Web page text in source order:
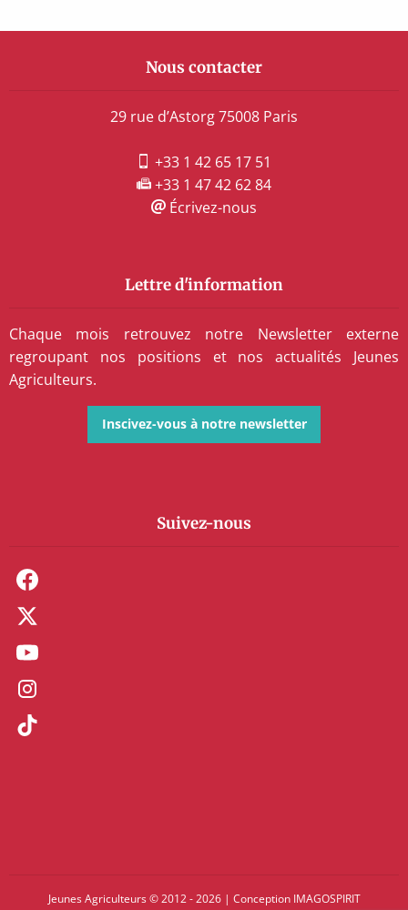
Nous contacter
29 rue d’Astorg 75008 Paris
+33 1 42 65 17 51
+33 1 47 42 62 84
Écrivez-nous
Lettre d'information
Chaque mois retrouvez notre Newsletter externe
regroupant nos positions et nos actualités Jeunes
Agriculteurs.
Inscivez-vous à notre newsletter
Suivez-nous
Jeunes Agriculteurs © 2012 - 2026 | Conception IMAGOSPIRIT